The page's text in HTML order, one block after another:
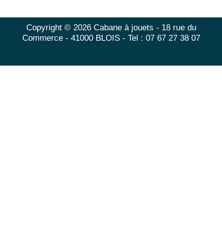
Copyright © 2026 Cabane à jouets - 18 rue du
Commerce - 41000 BLOIS - Tel : 07 67 27 38 07